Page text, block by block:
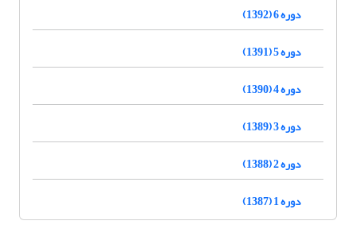
دوره 6 (1392)
دوره 5 (1391)
دوره 4 (1390)
دوره 3 (1389)
دوره 2 (1388)
دوره 1 (1387)